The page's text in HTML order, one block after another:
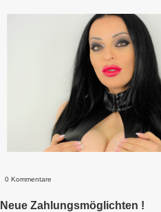
0 Kommentare
Neue Zahlungsmöglichten !